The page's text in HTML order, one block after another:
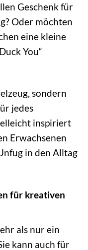
Geschenk für
Oder möchten
eine kleine
You“
sondern
jedes
inspiriert
Erwachsenen
in den Alltag
für kreativen
als nur ein
kann auch für